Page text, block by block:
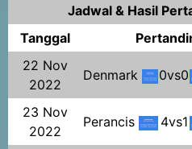
Jadwal & Hasil
Tanggal
22 Nov
2022
Denmark 0vs0
23 Nov
2022
Perancis 4vs1